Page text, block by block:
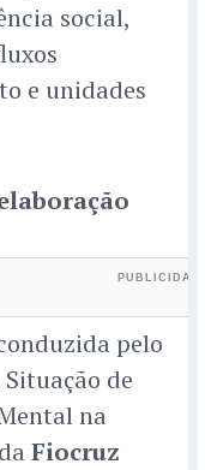
social,
e unidades
pelo
de
na
Fiocruz